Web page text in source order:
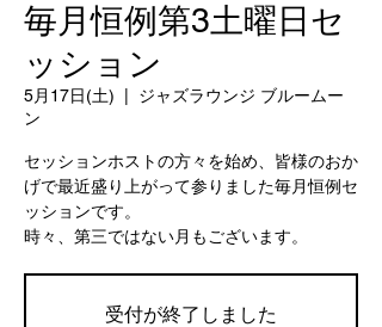
毎月恒例第3土曜日セ
ッション
5月17日(土)
ジャズラウンジ ブルームー
ン
セッションホストの方々を始め、皆様のおか
げで最近盛り上がって参りました毎月恒例セ
ッションです。
時々、第三ではない月もございます。
受付が終了しました